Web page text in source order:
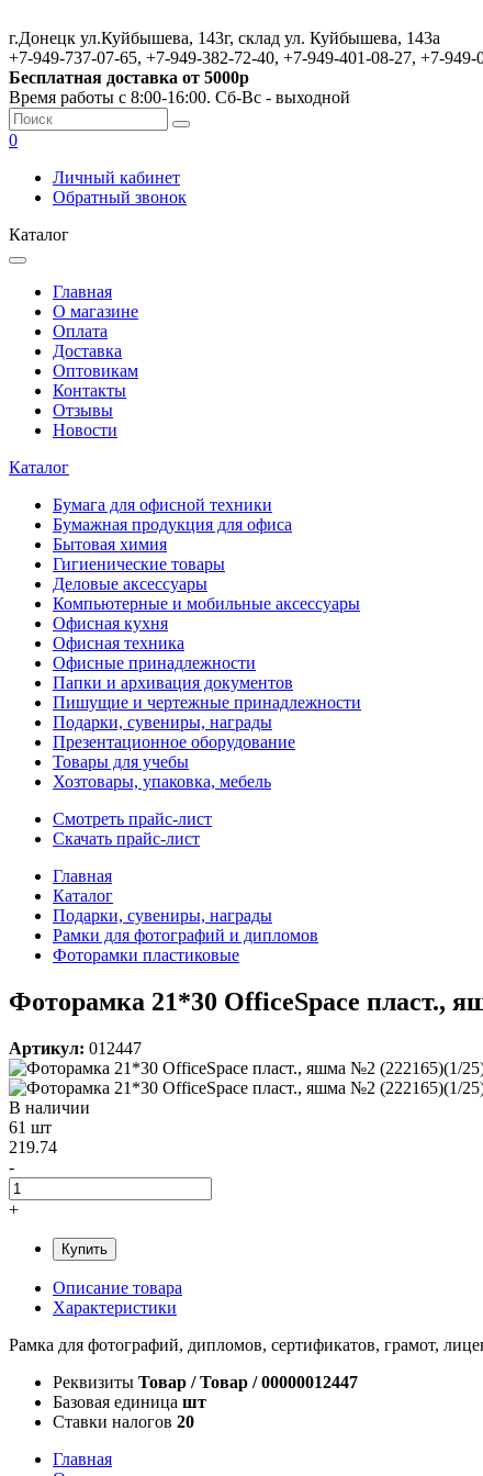
г.Донецк ул.Куйбышева, 143г, склад ул. Куйбышева, 143а
+7-949-737-07-65, +7-949-382-72-40, +7-949-401-08-27, +7-949-
Бесплатная доставка от 5000р
Время работы с 8:00-16:00. Сб-Вс - выходной
0
Личный кабинет
Обратный звонок
Каталог
Главная
О магазине
Оплата
Доставка
Оптовикам
Контакты
Отзывы
Новости
Каталог
Бумага для офисной техники
Бумажная продукция для офиса
Бытовая химия
Гигиенические товары
Деловые аксессуары
Компьютерные и мобильные аксессуары
Офисная кухня
Офисная техника
Офисные принадлежности
Папки и архивация документов
Пишущие и чертежные принадлежности
Подарки, сувениры, награды
Презентационное оборудование
Товары для учебы
Хозтовары, упаковка, мебель
Смотреть прайс-лист
Скачать прайс-лист
Главная
Каталог
Подарки, сувениры, награды
Рамки для фотографий и дипломов
Фоторамки пластиковые
Фоторамка 21*30 OfficeSpace пласт.,
Артикул: 012447
В наличии
61 шт
219.74
-
+
Купить
Описание товара
Характеристики
Рамка для фотографий, дипломов, сертификатов, грамот,
Реквизиты Товар / Товар / 00000012447
Базовая единица шт
Ставки налогов 20
Главная